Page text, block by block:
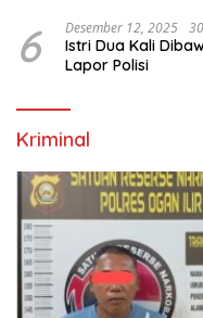
6 Desember 12, 2025
Istri Dua Kali
Lapor Polisi
Kriminal